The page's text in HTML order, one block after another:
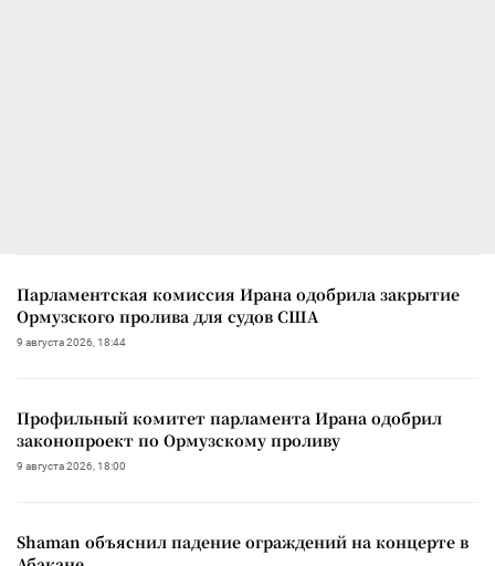
Парламентская комиссия Ирана одобрила закрытие
Ормузского пролива для судов США
9 августа 2026, 18:44
Профильный комитет парламента Ирана одобрил
законопроект по Ормузскому проливу
9 августа 2026, 18:00
Shaman объяснил падение ограждений на концерте в